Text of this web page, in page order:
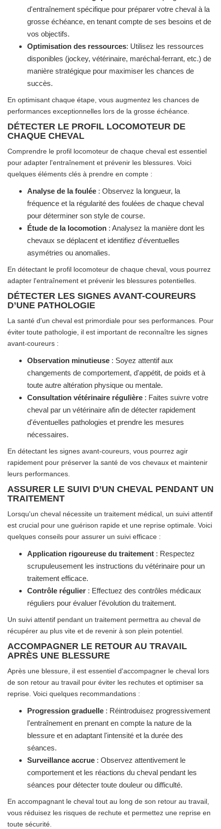
d'entraînement spécifique pour préparer votre cheval à la
grosse échéance, en tenant compte de ses besoins et de
vos objectifs.
Optimisation des ressources: Utilisez les ressources
disponibles (jockey, vétérinaire, maréchal-ferrant, etc.) de
manière stratégique pour maximiser les chances de
succès.
En optimisant chaque étape, vous augmentez les chances de
performances exceptionnelles lors de la grosse échéance.
DÉTECTER LE PROFIL LOCOMOTEUR DE
CHAQUE CHEVAL
Comprendre le profil locomoteur de chaque cheval est essentiel
pour adapter l'entraînement et prévenir les blessures. Voici
quelques éléments clés à prendre en compte :
Analyse de la foulée : Observez la longueur, la
fréquence et la régularité des foulées de chaque cheval
pour déterminer son style de course.
Étude de la locomotion : Analysez la manière dont les
chevaux se déplacent et identifiez d'éventuelles
asymétries ou anomalies.
En détectant le profil locomoteur de chaque cheval, vous pourrez
adapter l'entraînement et prévenir les blessures potentielles.
DÉTECTER LES SIGNES AVANT-COUREURS
D’UNE PATHOLOGIE
La santé d'un cheval est primordiale pour ses performances. Pour
éviter toute pathologie, il est important de reconnaître les signes
avant-coureurs :
Observation minutieuse : Soyez attentif aux
changements de comportement, d'appétit, de poids et à
toute autre altération physique ou mentale.
Consultation vétérinaire régulière : Faites suivre votre
cheval par un vétérinaire afin de détecter rapidement
d'éventuelles pathologies et prendre les mesures
nécessaires.
En détectant les signes avant-coureurs, vous pourrez agir
rapidement pour préserver la santé de vos chevaux et maintenir
leurs performances.
ASSURER LE SUIVI D’UN CHEVAL PENDANT UN
TRAITEMENT
Lorsqu'un cheval nécessite un traitement médical, un suivi attentif
est crucial pour une guérison rapide et une reprise optimale. Voici
quelques conseils pour assurer un suivi efficace :
Application rigoureuse du traitement : Respectez
scrupuleusement les instructions du vétérinaire pour un
traitement efficace.
Contrôle régulier : Effectuez des contrôles médicaux
réguliers pour évaluer l'évolution du traitement.
Un suivi attentif pendant un traitement permettra au cheval de
récupérer au plus vite et de revenir à son plein potentiel.
ACCOMPAGNER LE RETOUR AU TRAVAIL
APRÈS UNE BLESSURE
Après une blessure, il est essentiel d'accompagner le cheval lors
de son retour au travail pour éviter les rechutes et optimiser sa
reprise. Voici quelques recommandations :
Progression graduelle : Réintroduisez progressivement
l'entraînement en prenant en compte la nature de la
blessure et en adaptant l'intensité et la durée des
séances.
Surveillance accrue : Observez attentivement le
comportement et les réactions du cheval pendant les
séances pour détecter toute douleur ou difficulté.
En accompagnant le cheval tout au long de son retour au travail,
vous réduisez les risques de rechute et permettez une reprise en
toute sécurité.